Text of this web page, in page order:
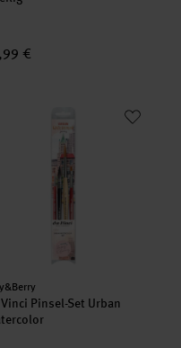
€
Vinci Pinsel-Set Urban
Pinsel-Set Urban